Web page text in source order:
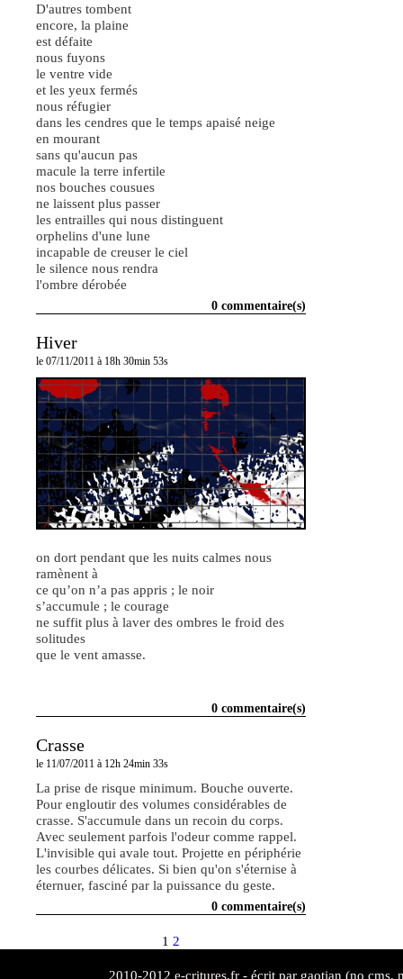
D'autres tombent
encore, la plaine
est défaite
nous fuyons
le ventre vide
et les yeux fermés
nous réfugier
dans les cendres que le temps apaisé neige
en mourant
sans qu'aucun pas
macule la terre infertile
nos bouches cousues
ne laissent plus passer
les entrailles qui nous distinguent
orphelins d'une lune
incapable de creuser le ciel
le silence nous rendra
l'ombre dérobée
0 commentaire(s)
Hiver
le 07/11/2011 à 18h 30min 53s
on dort pendant que les nuits calmes nous
ramènent à
ce qu’on n’a pas appris ; le noir
s’accumule ; le courage
ne suffit plus à laver des ombres le froid des
solitudes
que le vent amasse.
0 commentaire(s)
Crasse
le 11/07/2011 à 12h 24min 33s
La prise de risque minimum. Bouche ouverte.
Pour engloutir des volumes considérables de
crasse. S'accumule dans un recoin du corps.
Avec seulement parfois l'odeur comme rappel.
L'invisible qui avale tout. Projette en périphérie
les courbes délicates. Si bien qu'on s'éternise à
éternuer, fasciné par la puissance du geste.
0 commentaire(s)
1 2
2010-2012 e-critures.fr- écrit par gaotian (no cms,